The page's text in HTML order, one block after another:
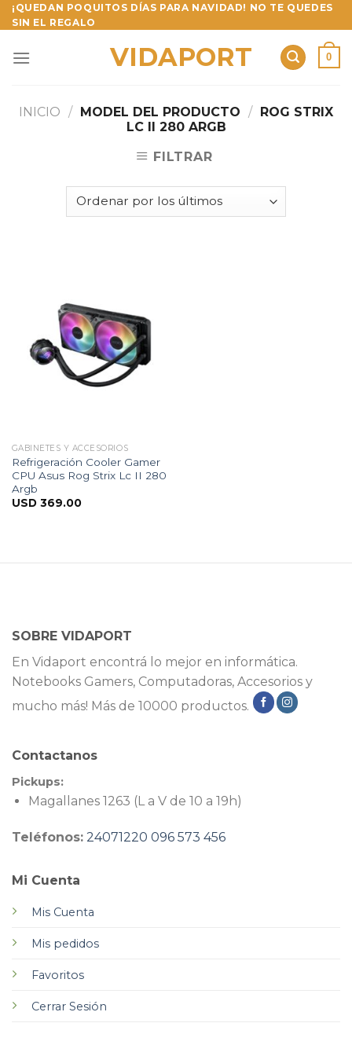
Skip
to
¡QUEDAN POQUITOS DÍAS PARA NAVIDAD! NO TE QUEDES
SIN EL REGALO
VIDAPORT 0
INICIO / MODEL DEL PRODUCTO / ROG STRIX
LC II 280 ARGB
FILTRAR
GABINETES Y ACCESORIOS
Refrigeración Cooler Gamer
CPU Asus Rog Strix Lc II 280
Argb
USD 369.00
SOBRE VIDAPORT
En Vidaport encontrá lo mejor en informática.
Notebooks Gamers, Computadoras, Accesorios y
mucho más! Más de 10000 productos.
Mi Cuenta
Mis Cuenta
Mis pedidos
Favoritos
Cerrar Sesión
Contactanos
Pickups:
Magallanes 1263 (L a V de 10 a 19h)
Teléfonos: 24071220 096 573 456